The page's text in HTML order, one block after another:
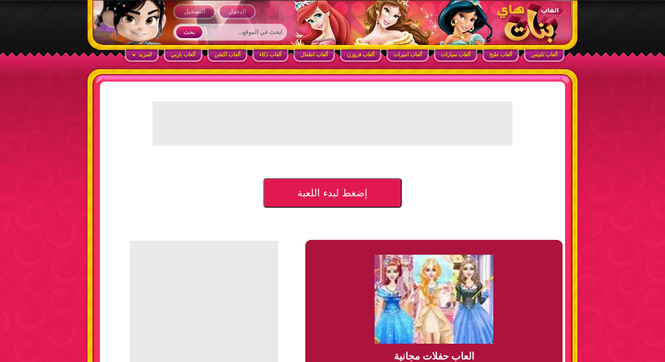
ألعاب بنات هاي – أفضل ألعاب تلبيس، مكياج، طبخ وأنشطة ممتعة للبنات
ابحث في الموقع
التسجيل
الدخول
ألعاب تلبيس ألعاب طبخ ألعاب سيارات ألعاب اميرات ألعاب فروزن ألعاب اطفال ألعاب ذكاء ألعاب اكشن ألعاب باربي المزيد
إضغط لبدء اللعبة
العاب حفلات مجانية